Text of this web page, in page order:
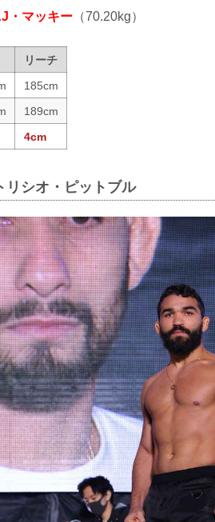
・マッキー （70.20kg）
リーチ
185cm
189cm
4cm
リシオ・ピットブル